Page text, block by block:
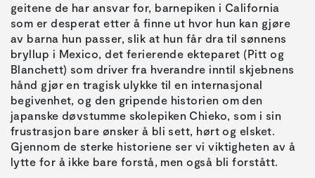
geitene de har ansvar for, barnepiken i California
som er desperat etter å finne ut hvor hun kan gjøre
av barna hun passer, slik at hun får dra til sønnens
bryllup i Mexico, det ferierende ekteparet (Pitt og
Blanchett) som driver fra hverandre inntil skjebnens
hånd gjør en tragisk ulykke til en internasjonal
begivenhet, og den gripende historien om den
japanske døvstumme skolepiken Chieko, som i sin
frustrasjon bare ønsker å bli sett, hørt og elsket.
Gjennom de sterke historiene ser vi viktigheten av å
lytte for å ikke bare forstå, men også bli forstått.